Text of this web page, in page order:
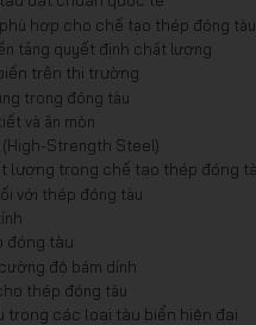
hợp cho chế tạo thép đóng tàu
tảng quyết định chất lượng
trên thị trường
trong đóng tàu
và ăn mòn
Strength Steel)
lượng trong chế tạo thép đóng
với thép đóng tàu
đóng tàu
độ bám dính
thép đóng tàu
trong các loại tàu biển hiện đại